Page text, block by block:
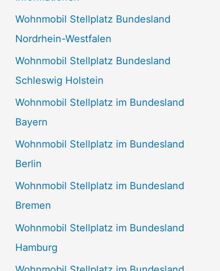
n
n
a
c
h
:
Wohnmobil Stellplatz Bundesland
Nordrhein-Westfalen
Wohnmobil Stellplatz Bundesland
Schleswig Holstein
Wohnmobil Stellplatz im Bundesland
Bayern
Wohnmobil Stellplatz im Bundesland
Berlin
Wohnmobil Stellplatz im Bundesland
Bremen
Wohnmobil Stellplatz im Bundesland
Hamburg